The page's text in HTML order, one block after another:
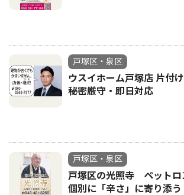
戸塚区・泉区
ウスイホーム戸塚店 片付
秘密厳守・即日対応
戸塚区・泉区
戸塚区の光照寺 ペット
個別に「辛さ」に寄り添う